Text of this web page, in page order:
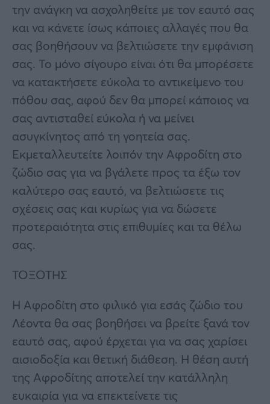
την ανάγκη να ασχοληθείτε με τον εαυτό σας
και να κάνετε ίσως κάποιες αλλαγές που θα
σας βοηθήσουν να βελτιώσετε την εμφάνιση
σας. Το μόνο σίγουρο είναι ότι θα μπορέσετε
να κατακτήσετε εύκολα το αντικείμενο του
πόθου σας, αφού δεν θα μπορεί κάποιος να
σας αντισταθεί εύκολα ή να μείνει
ασυγκίνητος από τη γοητεία σας.
Εκμεταλλευτείτε λοιπόν την Αφροδίτη στο
ζώδιο σας για να βγάλετε προς τα έξω τον
καλύτερο σας εαυτό, να βελτιώσετε τις
σχέσεις σας και κυρίως για να δώσετε
προτεραιότητα στις επιθυμίες και τα θέλω
σας.
ΤΟΞΟΤΗΣ
Η Αφροδίτη στο φιλικό για εσάς ζώδιο του
Λέοντα θα σας βοηθήσει να βρείτε ξανά τον
εαυτό σας, αφού έρχεται για να σας χαρίσει
αισιοδοξία και θετική διάθεση. Η θέση αυτή
της Αφροδίτης αποτελεί την κατάλληλη
ευκαιρία για να επεκτείνετε τις